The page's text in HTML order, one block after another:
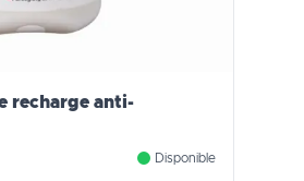
recharge anti-
Disponible